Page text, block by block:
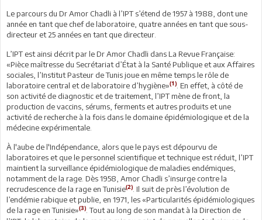
Le parcours du Dr Amor Chadli à l’IPT s’étend de 1957 à 1988, dont une
année en tant que chef de laboratoire, quatre années en tant que sous-
directeur et 25 années en tant que directeur.
L’IPT est ainsi décrit par le Dr Amor Chadli dans La Revue Française:
«Pièce maîtresse du Secrétariat d’État à la Santé Publique et aux Affaires
sociales, l’Institut Pasteur de Tunis joue en même temps le rôle de
laboratoire central et de laboratoire d’hygiène»(1) . En effet, à côté de
son activité de diagnostic et de traitement, l’IPT mène de front, la
production de vaccins, sérums, ferments et autres produits et une
activité de recherche à la fois dans le domaine épidémiologique et de la
médecine expérimentale.
À l'aube de l'Indépendance, alors que le pays est dépourvu de
laboratoires et que le personnel scientifique et technique est réduit, l’IPT
maintient la surveillance épidémiologique de maladies endémiques,
notamment de la rage. Dès 1958, Amor Chadli s’insurge contre la
recrudescence de la rage en Tunisie(2) . Il suit de près l’évolution de
l’endémie rabique et publie, en 1971, les «Particularités épidémiologiques
de la rage en Tunisie»(3) . Tout au long de son mandat à la Direction de